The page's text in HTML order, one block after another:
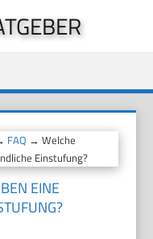
FAQ → Welche
Einstufung?
EINE